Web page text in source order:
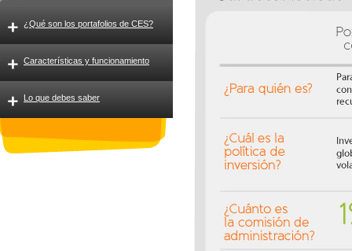
¿Qué son los portafolios de CES?
Características y funcionamiento
Lo que debes saber